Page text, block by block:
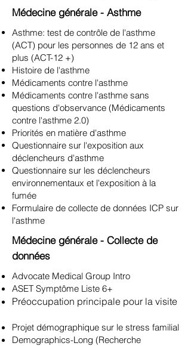
Médecine générale - Asthme
Asthme: test de contrôle de l'asthme
(ACT) pour les personnes de 12 ans et
plus (ACT-12 +)
Histoire de l'asthme
Médicaments contre l'asthme
Médicaments contre l'asthme sans
questions d'observance (Médicaments
contre l'asthme 2.0)
Priorités en matière d'asthme
Questionnaire sur l'exposition aux
déclencheurs d'asthme
Questionnaire sur les déclencheurs
environnementaux et l'exposition à la
fumée
Formulaire de collecte de données ICP sur
l'asthme
Médecine générale - Collecte de
données
Advocate Medical Group Intro
ASET Symptôme Liste 6+
Préoccupation principale pour la visite
Projet démographique sur le stress familial
Demographics-Long (Recherche